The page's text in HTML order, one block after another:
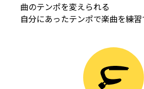
曲のテンポを変えられる
自分にあったテンポで楽曲を練習